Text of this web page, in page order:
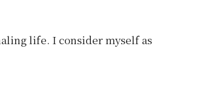
life. I consider myself as